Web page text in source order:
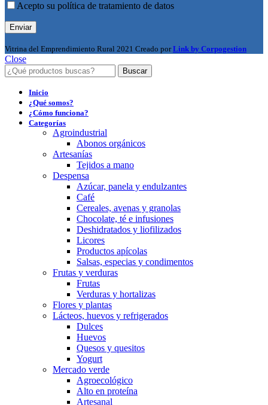
Acepto su política de tratamiento de datos
Vitrina del Emprendimiento Rural 2021 Creado porLink by Corpogestion
Close
Buscar
Inicio
¿Qué somos?
¿Cómo funciona?
Categorías
Agroindustrial
Abonos orgánicos
Artesanías
Tejidos a mano
Despensa
Azúcar, panela y endulzantes
Café
Cereales, avenas y granolas
Chocolate, té e infusiones
Deshidratados y liofilizados
Licores
Productos apícolas
Salsas, especias y condimentos
Frutas y verduras
Frutas
Verduras y hortalizas
Flores y plantas
Lácteos, huevos y refrigerados
Dulces
Huevos
Quesos y quesitos
Yogurt
Mercado verde
Agroecológico
Alto en proteína
Artesanal